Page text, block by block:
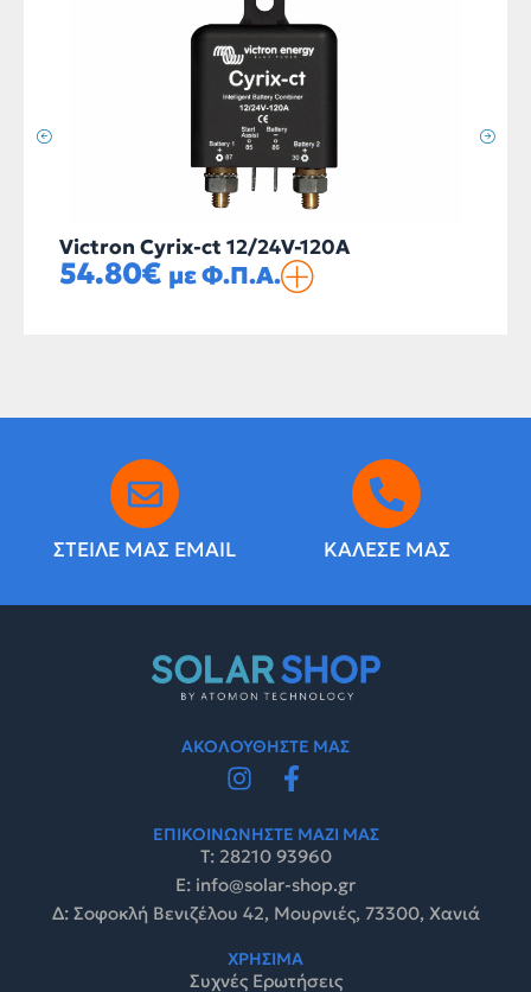
Victron Cyrix-ct 12/24V-120A
54.80€ με Φ.Π.Α.
ΣΤΕΙΛΕ ΜΑΣ EMAIL ΚΑΛΕΣΕ ΜΑΣ
ΑΚΟΛΟΥΘΗΣΤΕ ΜΑΣ
ΕΠΙΚΟΙΝΩΝΗΣΤΕ ΜΑΖΙ ΜΑΣ
Τ: 28210 93960
E: info@solar-shop.gr
Δ: Σοφοκλή Βενιζέλου 42, Μουρνιές, 73300, Χανιά
ΧΡΗΣΙΜΑ
Συχνές Ερωτήσεις